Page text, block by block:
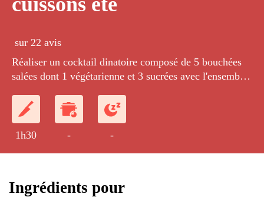
sur 22 avis
Réaliser un cocktail dinatoire composé de 5 bouchées
salées dont 1 végétarienne et 3 sucrées avec l'ensemble
exemplaires.
1h30 - -
Ingrédients pour